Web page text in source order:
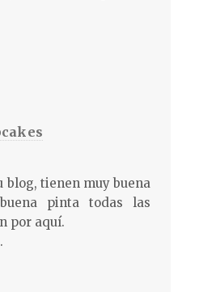
blog, tienen muy buena
pinta todas las
por aquí.